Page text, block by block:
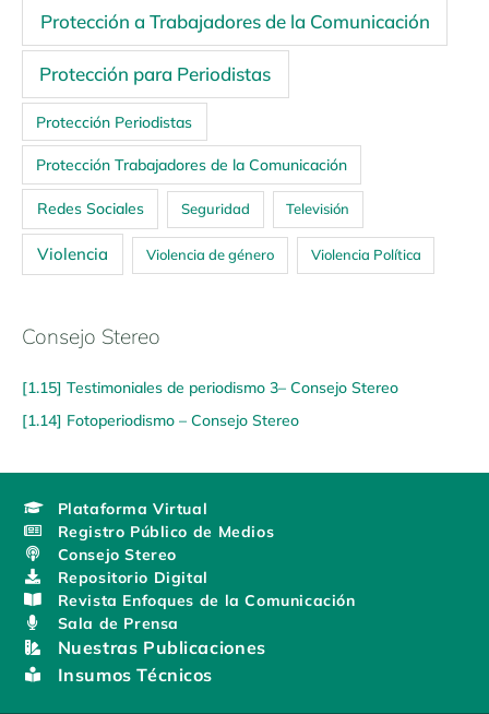
Protección a Trabajadores de la Comunicación
Protección para Periodistas
Protección Periodistas
Protección Trabajadores de la Comunicación
Redes Sociales Seguridad Televisión
Violencia Violencia de género Violencia Política
Consejo Stereo
[1.15] Testimoniales de periodismo 3– Consejo Stereo
[1.14] Fotoperiodismo – Consejo Stereo
Plataforma Virtual
Registro Público de Medios
Consejo Stereo
Repositorio Digital
Revista Enfoques de la Comunicación
Sala de Prensa
Nuestras Publicaciones
Insumos Técnicos